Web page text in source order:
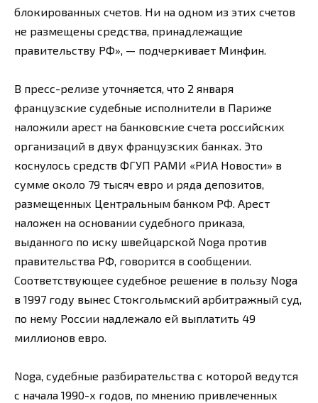
блокированных счетов. Ни на одном из этих счетов
не размещены средства, принадлежащие
правительству РФ», — подчеркивает Минфин.
В пресс-релизе уточняется, что 2 января
французские судебные исполнители в Париже
наложили арест на банковские счета российских
организаций в двух французских банках. Это
коснулось средств ФГУП РАМИ «РИА Новости» в
сумме около 79 тысяч евро и ряда депозитов,
размещенных Центральным банком РФ. Арест
наложен на основании судебного приказа,
выданного по иску швейцарской Noga против
правительства РФ, говорится в сообщении.
Соответствующее судебное решение в пользу Noga
в 1997 году вынес Стокгольмский арбитражный суд,
по нему России надлежало ей выплатить 49
миллионов евро.
Noga, судебные разбирательства с которой ведутся
с начала 1990-х годов, по мнению привлеченных